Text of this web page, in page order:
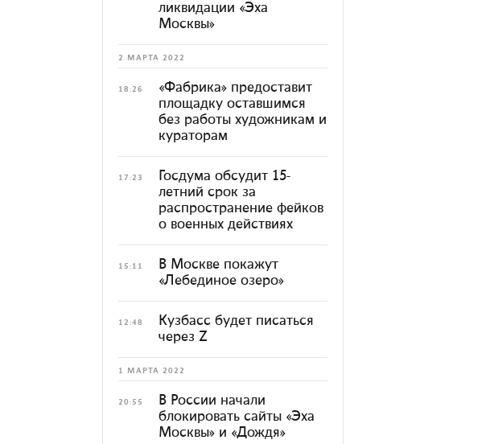
ликвидации «Эха
Москвы»
2 МАРТА 2022
18:26
«Фабрика» предоставит
площадку оставшимся
без работы художникам и
кураторам
17:23
Госдума обсудит 15-
летний срок за
распространение фейков
о военных действиях
15:11
В Москве покажут
«Лебединое озеро»
12:48
Кузбасс будет писаться
через Z
1 МАРТА 2022
20:55
В России начали
блокировать сайты «Эха
Москвы» и «Дождя»